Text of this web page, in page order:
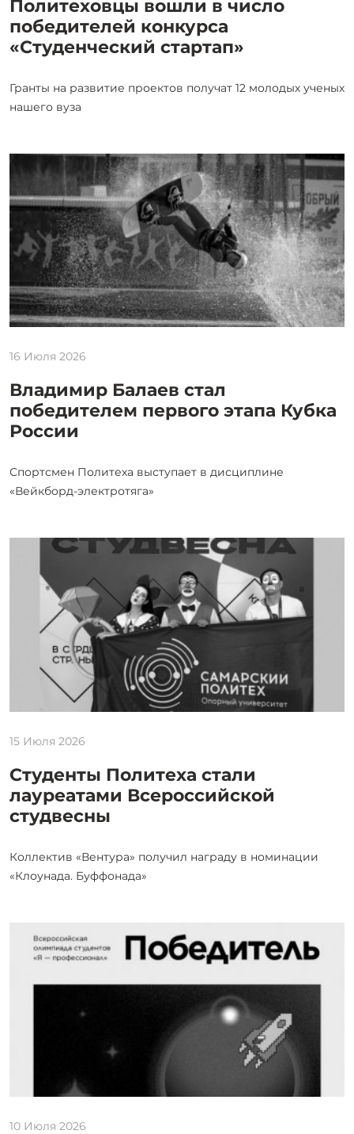
Политеховцы вошли в число
победителей конкурса
«Студенческий стартап»
Гранты на развитие проектов получат 12 молодых ученых
нашего вуза
16 Июля 2026
Владимир Балаев стал
победителем первого этапа Кубка
России
Спортсмен Политеха выступает в дисциплине
«Вейкборд-электротяга»
15 Июля 2026
Студенты Политеха стали
лауреатами Всероссийской
студвесны
Коллектив «Вентура» получил награду в номинации
«Клоунада. Буффонада»
10 Июля 2026